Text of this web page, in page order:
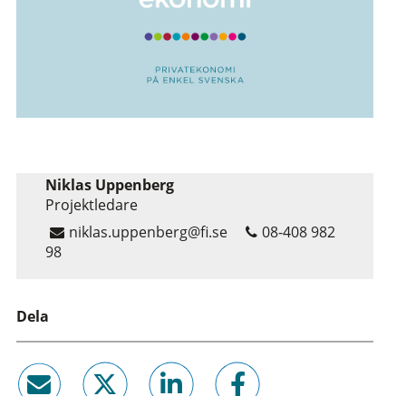
Niklas Uppenberg
Projektledare
niklas.uppenberg@fi.se
08-408 982
98
Dela